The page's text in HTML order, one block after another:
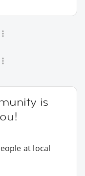
is
at local